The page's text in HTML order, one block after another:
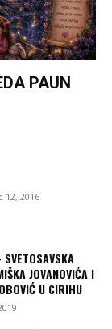
PAUN
12, 2016
JOVANOVIĆA I
U CIRIHU